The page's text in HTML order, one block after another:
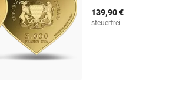
139,90 €
steuerfrei